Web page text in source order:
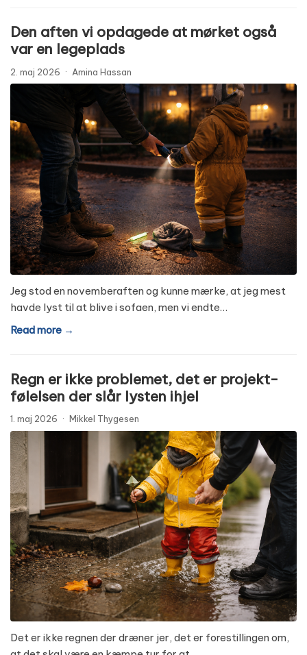
Den aften vi opdagede at mørket også
var en legeplads
2. maj 2026 · Amina Hassan
Jeg stod en novemberaften og kunne mærke, at jeg mest
havde lyst til at blive i sofaen, men vi endte…
Read more →
Regn er ikke problemet, det er projekt-
følelsen der slår lysten ihjel
1. maj 2026 · Mikkel Thygesen
Det er ikke regnen der dræner jer, det er forestillingen om,